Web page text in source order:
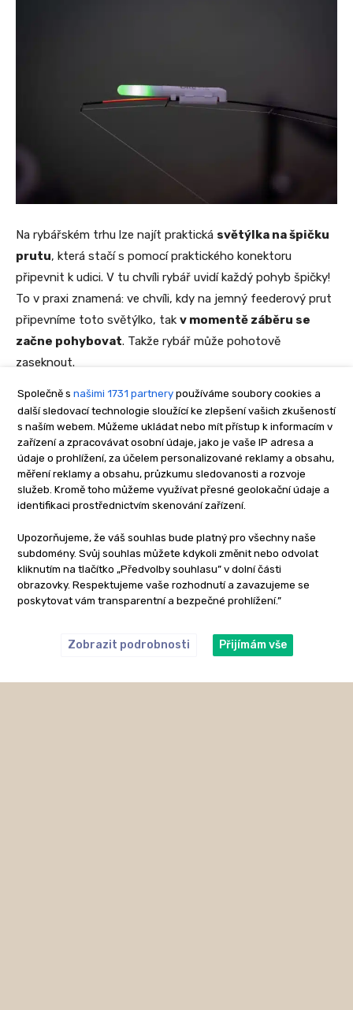
Společně s našimi 1731 partnery používáme soubory cookies a
další sledovací technologie sloužící ke zlepšení vašich zkušeností
s naším webem. Můžeme ukládat nebo mít přístup k informacím v
zařízení a zpracovávat osobní údaje, jako je vaše IP adresa a
údaje o prohlížení, za účelem personalizované reklamy a obsahu,
měření reklamy a obsahu, průzkumu sledovanosti a rozvoje
služeb. Kromě toho můžeme využívat přesné geolokační údaje a
identifikaci prostřednictvím skenování zařízení.
Upozorňujeme, že váš souhlas bude platný pro všechny naše
subdomény. Svůj souhlas můžete kdykoli změnit nebo odvolat
kliknutím na tlačítko „Předvolby souhlasu” v dolní části
obrazovky. Respektujeme vaše rozhodnutí a zavazujeme se
poskytovat vám transparentní a bezpečné prohlížení.”
Zobrazit podrobnosti Přijímám vše